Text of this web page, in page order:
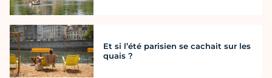
Et si l’été parisien se cachait sur les
quais ?